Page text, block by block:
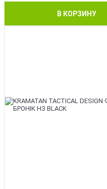
В КОРЗИНУ